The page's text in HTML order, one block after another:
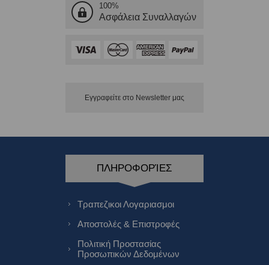
100%
Ασφάλεια Συναλλαγών
Εγγραφείτε στο Νewsletter μας
ΠΛΗΡΟΦΟΡΊΕΣ
Τραπεζικοι Λογαριασμοι
Αποστολές & Επιστροφές
Πολιτική Προστασίας
Προσωπικών Δεδομένων